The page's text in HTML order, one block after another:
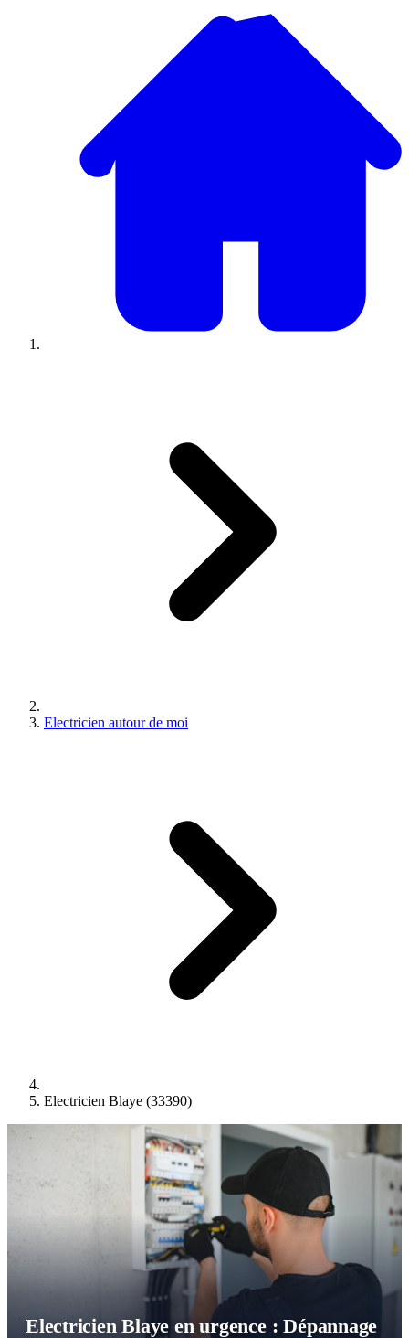
Electricien autour de moi
Electricien Blaye (33390)
Electricien Blaye en urgence : Dépannage